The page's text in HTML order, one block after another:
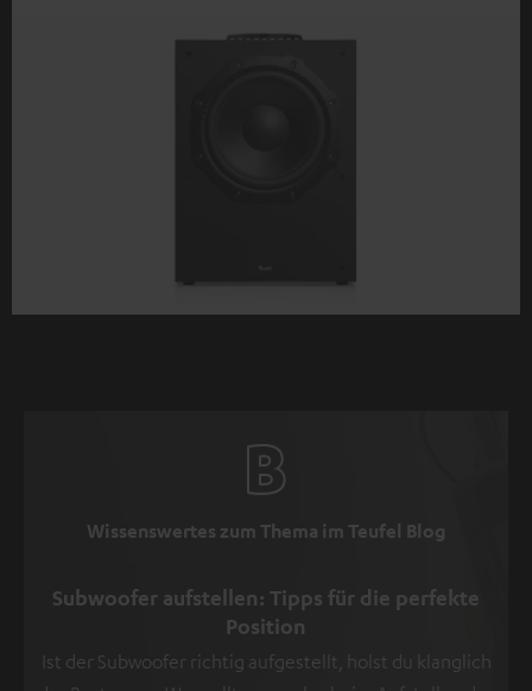
Wissenswertes zum Thema im Teufel Blog
Subwoofer aufstellen: Tipps für die perfekte
Position
Ist der Subwoofer richtig aufgestellt, holst du klanglich